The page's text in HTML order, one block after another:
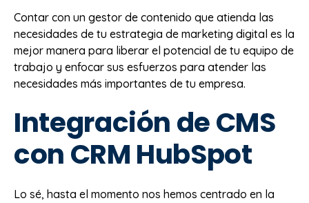
Contar con un gestor de contenido que atienda las
necesidades de tu estrategia de marketing digital es la
mejor manera para liberar el potencial de tu equipo de
trabajo y enfocar sus esfuerzos para atender las
necesidades más importantes de tu empresa.
Integración de CMS
con CRM HubSpot
Lo sé, hasta el momento nos hemos centrado en la